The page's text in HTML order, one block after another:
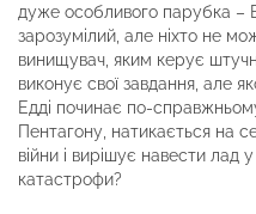
дуже особливого парубка –
зарозумілий, але ніхто не
винищувач, яким керує
виконує свої завдання, але
Едді починає по-
Пентагону, натикається на
війни і вирішує навести лад
катастрофи?